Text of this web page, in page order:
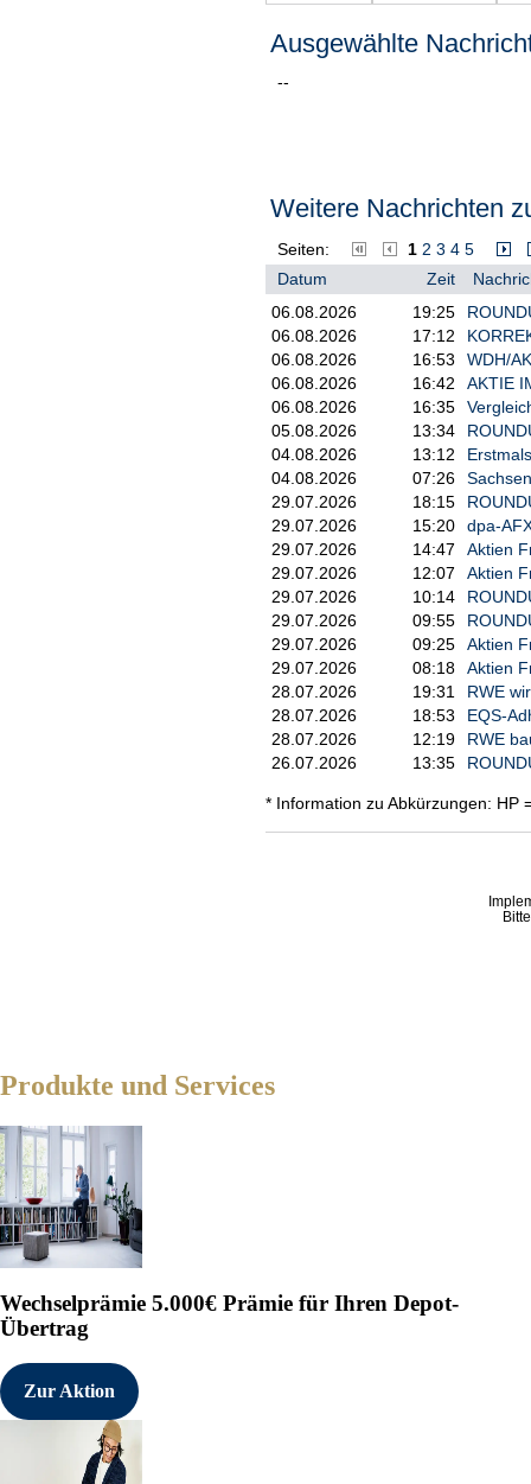
Ausgewählte
--
Weitere Nachrichten
Seiten: 1 2 3 4 5
Datum
Zeit
06.08.2026
19:25
06.08.2026
17:12
06.08.2026
16:53
WDH/
06.08.2026
16:42
AKTIE
06.08.2026
16:35
05.08.2026
13:34
04.08.2026
13:12
04.08.2026
07:26
29.07.2026
18:15
29.07.2026
15:20
dpa-
29.07.2026
14:47
Aktien
29.07.2026
12:07
Aktien
29.07.2026
10:14
29.07.2026
09:55
29.07.2026
09:25
Aktien
29.07.2026
08:18
Aktien
28.07.2026
19:31
RWE
28.07.2026
18:53
EQS-
28.07.2026
12:19
RWE
26.07.2026
13:35
* Information zu Abkürzungen: HP
Produkte und Services
Wechselprämie 5.000€ Prämie für Ihren Depot-
Übertrag
Zur Aktion